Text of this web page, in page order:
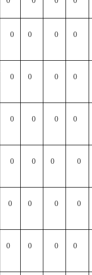
0 0 0 0
0 0 0 0
0 0 0 0
0 0 0 0
0 0 0 0
0 0 0 0